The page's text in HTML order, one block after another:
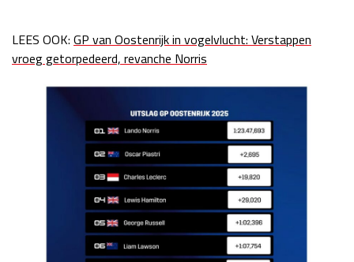
LAS VEGAS GRAND PRIX 2026
za 05:00 - 06:00
zo 05:00 - 07:00
GP QATAR 2026
GP ABU DHABI 2026
Kwalificatie
za 15:00 - 16:00
zo 14:00 - 16:00
LEES OOK: GP van Oostenrijk in vogelvlucht: Verstappen
vroeg getorpedeerd, revanche Norris